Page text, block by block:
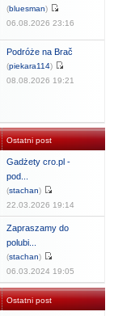
(bluesman)
06.08.2026 23:16
Podróże na Brač
(piekara114)
08.08.2026 19:21
Ostatni post
Gadżety cro.pl -
pod...
(stachan)
22.03.2026 19:14
Zapraszamy do
polubi...
(stachan)
06.03.2024 19:05
Ostatni post